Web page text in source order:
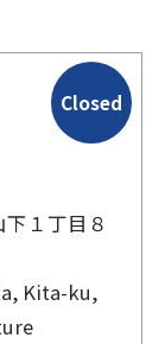
Closed
１丁目８
Kita-ku,